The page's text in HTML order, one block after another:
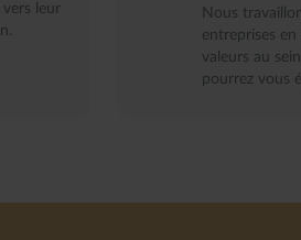
leur
Nous
entreprises en
valeurs au
pourrez vous